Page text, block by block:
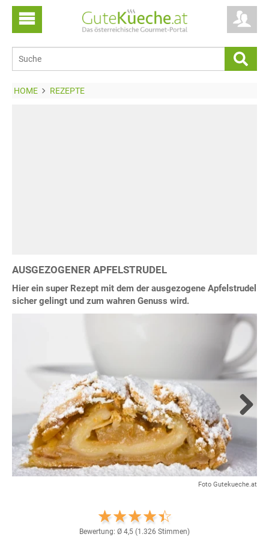
HOME REZEPTE
AUSGEZOGENER APFELSTRUDEL
Hier ein super Rezept mit dem der ausgezogene Apfelstrudel
sicher gelingt und zum wahren Genuss wird.
Foto Gutekueche.at
Bewertung: Ø 4,5 (1.326 Stimmen)